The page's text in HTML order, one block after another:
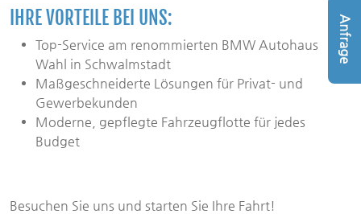
IHRE VORTEILE BEI UNS:
Top-Service am renommierten BMW Autohaus
Wahl in Schwalmstadt
Maßgeschneiderte Lösungen für Privat- und
Gewerbekunden
Moderne, gepflegte Fahrzeugflotte für jedes
Budget
Besuchen Sie uns und starten Sie Ihre Fahrt!
Anfrage